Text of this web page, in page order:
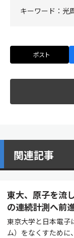
キーワード： 光
ポスト
関連記事
東大、原子を流
の連続計測へ前
東京大学と日本電子
ム）をなくすために